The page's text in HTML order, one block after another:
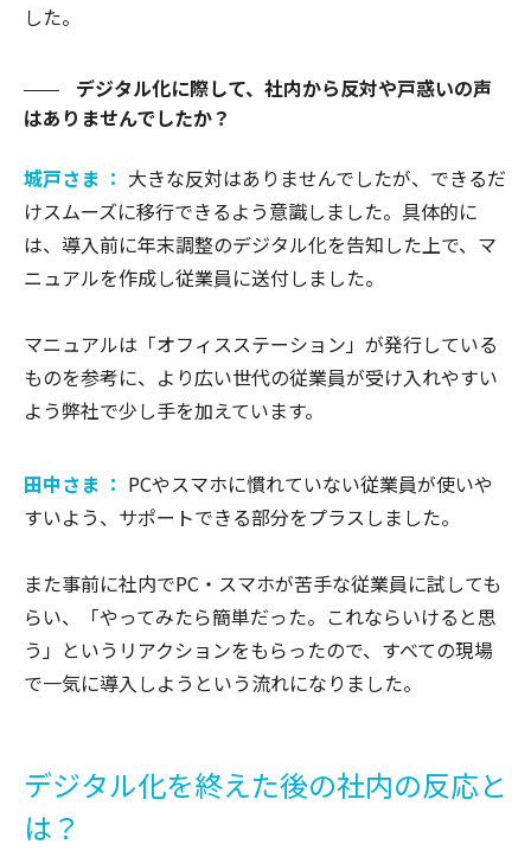
した。
デジタル化に際して、社内から反対や戸惑いの声
はありませんでしたか？
城戸さま ： 大きな反対はありませんでしたが、できるだ
けスムーズに移行できるよう意識しました。具体的に
は、導入前に年末調整のデジタル化を告知した上で、マ
ニュアルを作成し従業員に送付しました。
マニュアルは「オフィスステーション」が発行している
ものを参考に、より広い世代の従業員が受け入れやすい
よう弊社で少し手を加えています。
田中さま ： PCやスマホに慣れていない従業員が使いや
すいよう、サポートできる部分をプラスしました。
また事前に社内でPC・スマホが苦手な従業員に試しても
らい、「やってみたら簡単だった。これならいけると思
う」というリアクションをもらったので、すべての現場
で一気に導入しようという流れになりました。
デジタル化を終えた後の社内の反応と
は？